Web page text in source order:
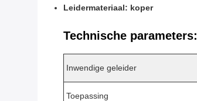
Leidermateriaal: koper
Technische parameters:
Inwendige geleider
Toepassing